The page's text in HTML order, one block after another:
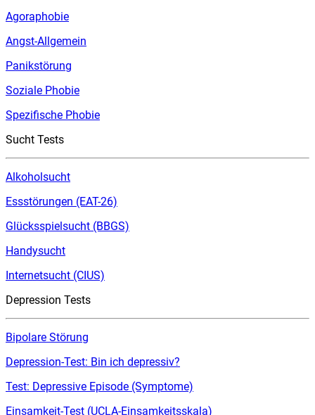
Agoraphobie
Angst-Allgemein
Panikstörung
Soziale Phobie
Spezifische Phobie
Sucht Tests
Alkoholsucht
Essstörungen (EAT-26)
Glücksspielsucht (BBGS)
Handysucht
Internetsucht (CIUS)
Depression Tests
Bipolare Störung
Depression-Test: Bin ich depressiv?
Test: Depressive Episode (Symptome)
Einsamkeit-Test (UCLA-Einsamkeitsskala)